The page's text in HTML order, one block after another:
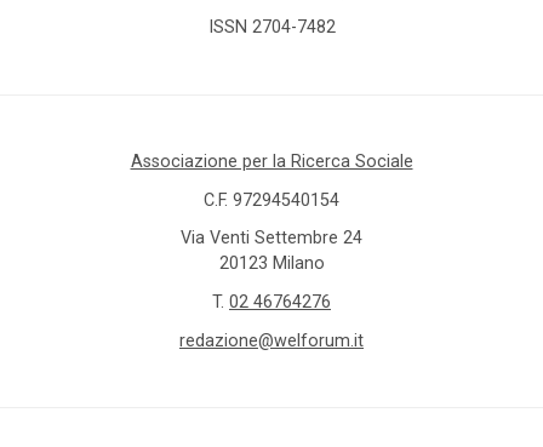
ISSN 2704-7482
Associazione per la Ricerca Sociale
C.F. 97294540154
Via Venti Settembre 24
20123 Milano
T. 02 46764276
redazione@welforum.it